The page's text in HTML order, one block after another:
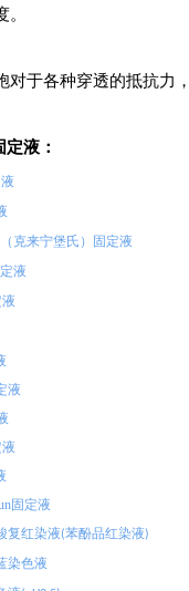
对于各种穿透的抵抗力
液：
（克来宁堡氏）固定液
液
液
固定液
复红染液(苯酚品红染液)
染色液